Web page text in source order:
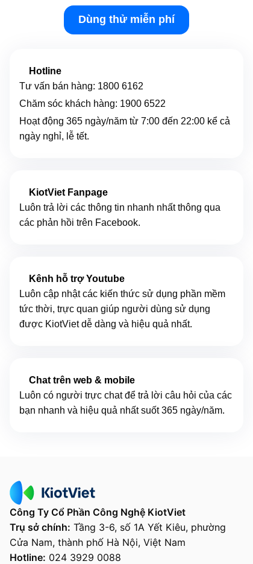
Dùng thử miễn phí
Hotline
Tư vấn bán hàng: 1800 6162
Chăm sóc khách hàng: 1900 6522
Hoạt động 365 ngày/năm từ 7:00 đến 22:00 kể cả
ngày nghỉ, lễ tết.
KiotViet Fanpage
Luôn trả lời các thông tin nhanh nhất thông qua
các phản hồi trên Facebook.
Kênh hỗ trợ Youtube
Luôn cập nhật các kiến thức sử dụng phần mềm
tức thời, trực quan giúp người dùng sử dụng
được KiotViet dễ dàng và hiệu quả nhất.
Chat trên web & mobile
Luôn có người trực chat để trả lời câu hỏi của các
bạn nhanh và hiệu quả nhất suốt 365 ngày/năm.
Công Ty Cổ Phần Công Nghệ KiotViet
Trụ sở chính: Tầng 3-6, số 1A Yết Kiêu, phường
Cửa Nam, thành phố Hà Nội, Việt Nam
Hotline: 024 3929 0088